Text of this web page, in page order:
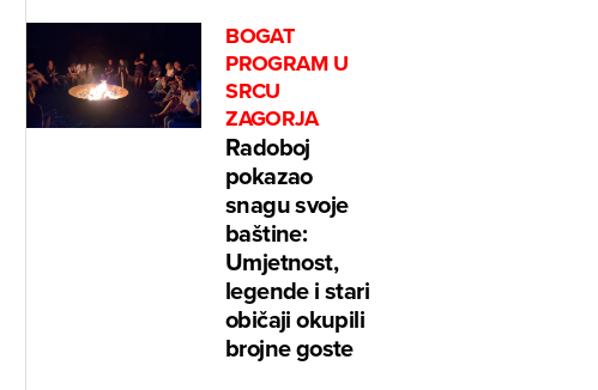
BOGAT
PROGRAM U
SRCU
ZAGORJA
Radoboj
pokazao
snagu svoje
baštine:
Umjetnost,
legende i stari
običaji okupili
brojne goste